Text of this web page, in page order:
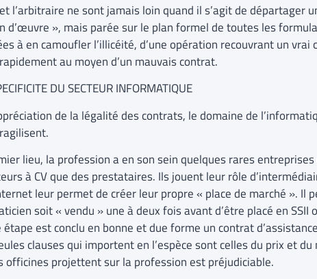
et l’arbitraire ne sont jamais loin quand il s’agit de départager
d’œuvre », mais parée sur le plan formel de toutes les
à en camoufler l’illicéité, d’une opération recouvrant un vrai
au moyen d’un mauvais contrat.
DU SECTEUR INFORMATIQUE
de la légalité des contrats, le domaine de
lieu, la profession a en son sein quelques rares
à CV que des prestataires. Ils jouent leur rôle
leur permet de créer leur propre « place de marché ». Il
soit « vendu » une à deux fois avant d’être placé en SSII
étape est conclu en bonne et due forme un contrat
clauses qui importent en l’espèce sont celles du prix et du
officines projettent sur la profession est préjudiciable.